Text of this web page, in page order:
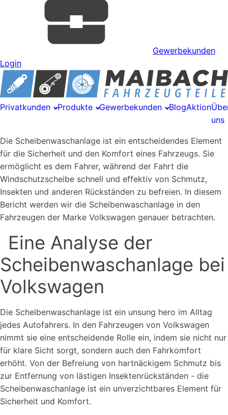
Gewerbekunden
Login
Privatkunden Produkte Gewerbekunden BlogAktion
uns
Die Scheibenwaschanlage ist ein entscheidendes Element
für die Sicherheit und den Komfort eines Fahrzeugs. Sie
ermöglicht es dem Fahrer, während der Fahrt die
Windschutzscheibe schnell und effektiv von Schmutz,
Insekten und anderen Rückständen zu befreien. In diesem
Bericht werden wir die Scheibenwaschanlage in den
Fahrzeugen der Marke Volkswagen genauer betrachten.
Eine Analyse der
Scheibenwaschanlage bei
Volkswagen
Die Scheibenwaschanlage ist ein unsung hero im Alltag
jedes Autofahrers. In den Fahrzeugen von Volkswagen
nimmt sie eine entscheidende Rolle ein, indem sie nicht nur
für klare Sicht sorgt, sondern auch den Fahrkomfort
erhöht. Von der Befreiung von hartnäckigem Schmutz bis
zur Entfernung von lästigen Insektenrückständen - die
Scheibenwaschanlage ist ein unverzichtbares Element für
Sicherheit und Komfort.